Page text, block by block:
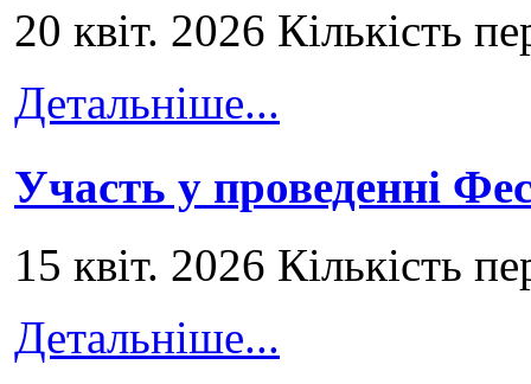
20 квіт. 2026 Кількість
Детальніше...
Участь у проведенні
15 квіт. 2026 Кількість
Детальніше...